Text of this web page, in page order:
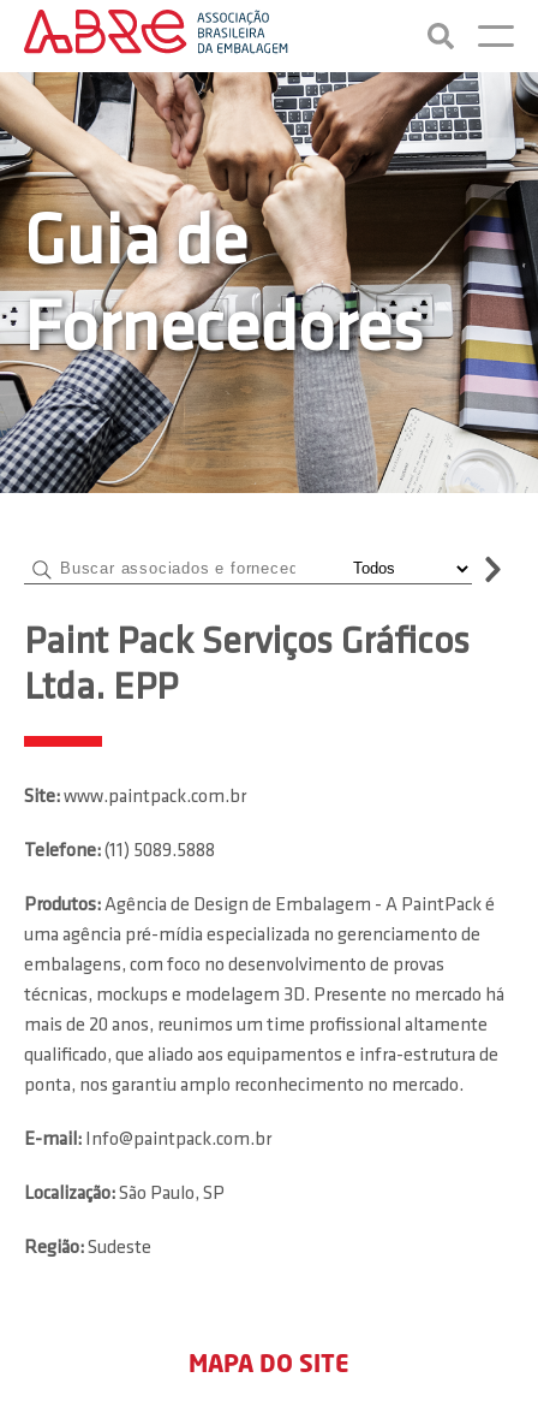
Guia de
Fornecedores
Paint Pack Serviços Gráficos
Ltda. EPP
Site:www.paintpack.com.br
Telefone:(11) 5089.5888
Produtos:Agência de Design de Embalagem - A PaintPack é
uma agência pré-mídia especializada no gerenciamento de
embalagens, com foco no desenvolvimento de provas
técnicas, mockups e modelagem 3D. Presente no mercado há
mais de 20 anos, reunimos um time profissional altamente
qualificado, que aliado aos equipamentos e infra-estrutura de
ponta, nos garantiu amplo reconhecimento no mercado.
E-mail: Info@paintpack.com.br
Localização:São Paulo, SP
Região:Sudeste
MAPA DO SITE